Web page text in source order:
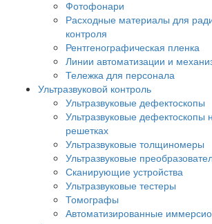
Фотофонари
Расходные материалы для
контроля
Рентгенографическая пленка
Линии автоматизации и
Тележка для персонала
Ультразвуковой контроль
Ультразвуковые дефектоскопы
Ультразвуковые
решетках
Ультразвуковые толщиномеры
Ультразвуковые
Сканирующие устройства
Ультразвуковые тестеры
Томографы
Автоматизированные